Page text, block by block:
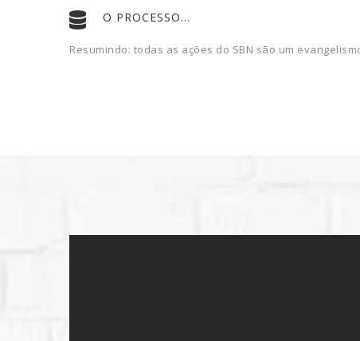
O PROCESSO...
Resumindo: todas as ações do SBN são um